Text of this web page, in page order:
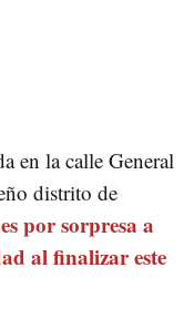
en la calle General
distrito de
por sorpresa a
al finalizar este